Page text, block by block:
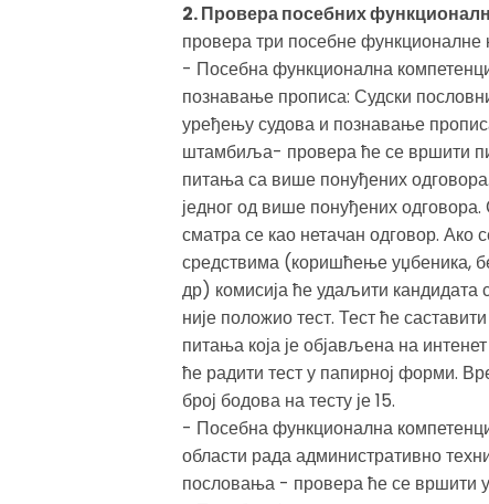
2. Провера посебних
провера три посебне функционалне
- Посебна функционална
познавање прописа: Судски
уређењу судова и познавање
штамбиља- провера ће се вршити
питања са више понуђених
једног од више понуђених
сматра се као нетачан одговор.
средствима (коришћење уџбеника,
др) комисија ће удаљити кандидата
није положио тест. Тест ће
питања која је објављена на
ће радити тест у папирној форми.
број бодова на тесту је 15.
- Посебна функционална
области рада административно
пословања - провера ће се вршити